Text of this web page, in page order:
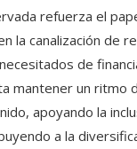
refuerza el
la canalización de
de
mantener un ritmo
apoyando la
a la